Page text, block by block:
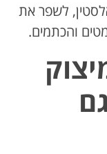
לשפר את
והכתמים.